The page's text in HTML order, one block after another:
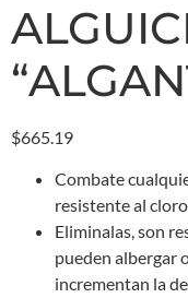
$665.19
Combate
resistente al
Eliminalas, son
pueden albergar
incrementan la